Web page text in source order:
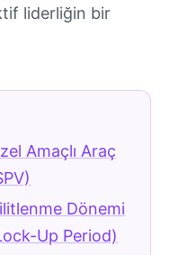
liderliğin bir
Amaçlı Araç
Dönemi
Up Period)